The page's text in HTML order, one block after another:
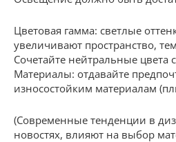
Цветовая гамма: светлые
увеличивают пространство,
Сочетайте нейтральные цвета
Материалы: отдавайте
износостойким материалам
(Современные тенденции в
новостях, влияют на выбор